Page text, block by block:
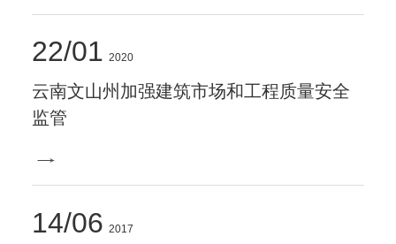
22 01 2020
云南文山州加强建筑市场和工程质量安全
监管
14 06 2017